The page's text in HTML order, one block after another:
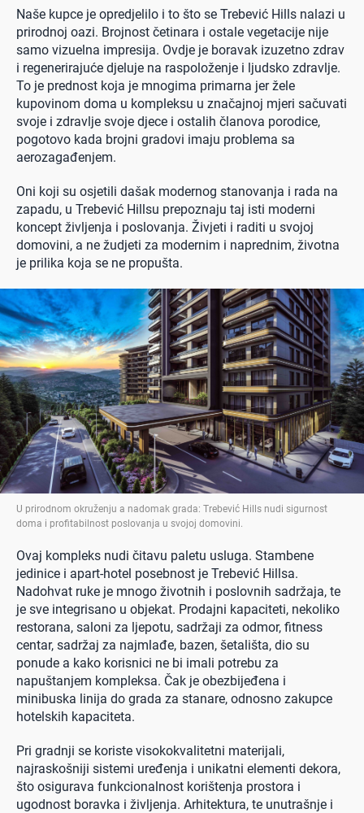
Naše kupce je opredjelilo i to što se Trebević Hills nalazi u
prirodnoj oazi. Brojnost četinara i ostale vegetacije nije
samo vizuelna impresija. Ovdje je boravak izuzetno zdrav
i regenerirajuće djeluje na raspoloženje i ljudsko zdravlje.
To je prednost koja je mnogima primarna jer žele
kupovinom doma u kompleksu u značajnoj mjeri sačuvati
svoje i zdravlje svoje djece i ostalih članova porodice,
pogotovo kada brojni gradovi imaju problema sa
aerozagađenjem.
Oni koji su osjetili dašak modernog stanovanja i rada na
zapadu, u Trebević Hillsu prepoznaju taj isti moderni
koncept življenja i poslovanja. Živjeti i raditi u svojoj
domovini, a ne žudjeti za modernim i naprednim, životna
je prilika koja se ne propušta.
U prirodnom okruženju a nadomak grada: Trebević Hills nudi sigurnost
doma i profitabilnost poslovanja u svojoj domovini
Ovaj kompleks nudi čitavu paletu usluga. Stambene
jedinice i apart-hotel posebnost je Trebević Hillsa.
Nadohvat ruke je mnogo životnih i poslovnih sadržaja, te
je sve integrisano u objekat. Prodajni kapaciteti, nekoliko
restorana, saloni za ljepotu, sadržaji za odmor, fitness
centar, sadržaj za najmlađe, bazen, šetališta, dio su
ponude a kako korisnici ne bi imali potrebu za
napuštanjem kompleksa. Čak je obezbijeđena i
minibuska linija do grada za stanare, odnosno zakupce
hotelskih kapaciteta.
Pri gradnji se koriste visokokvalitetni materijali,
najraskošniji sistemi uređenja i unikatni elementi dekora,
što osigurava funkcionalnost korištenja prostora i
ugodnost boravka i življenja. Arhitektura, te unutrašnje i